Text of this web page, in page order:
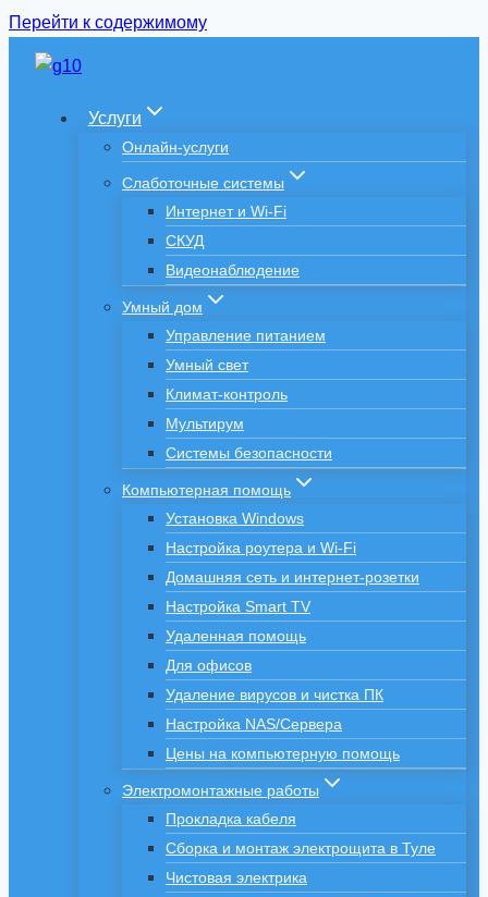
Перейти к содержимому
Услуги
Онлайн-услуги
Слаботочные системы
Интернет и Wi-Fi
СКУД
Видеонаблюдение
Умный дом
Управление питанием
Умный свет
Климат-контроль
Мультирум
Системы безопасности
Компьютерная помощь
Установка Windows
Настройка роутера и Wi-Fi
Домашняя сеть и интернет-розетки
Настройка Smart TV
Удаленная помощь
Для офисов
Удаление вирусов и чистка ПК
Настройка NAS/Сервера
Цены на компьютерную помощь
Электромонтажные работы
Прокладка кабеля
Сборка и монтаж электрощита в Туле
Чистовая электрика